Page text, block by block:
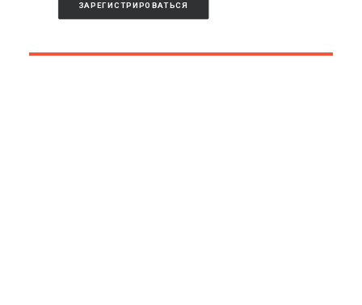
ЗАРЕГИСТРИРОВАТЬСЯ